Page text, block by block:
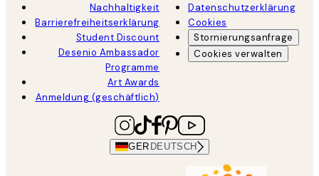
Nachhaltigkeit
Barrierefreiheitserklärung
Student Discount
Desenio Ambassador
Programme
Art Awards
Anmeldung (geschäftlich)
Datenschutzerklärung
Cookies
Stornierungsanfrage
Cookies verwalten
GER DEUTSCH